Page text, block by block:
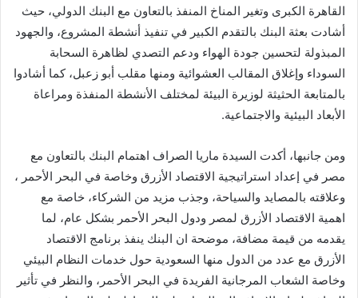
القاهرة الكبرى وتغير المناخ المنفذ بالتعاون مع البنك الدولي، حيث
أشادت بعثة البنك بالتقدم الكبير في تنفيذ أنشطة المشروع، والجهود
المبذولة لتحسين جودة الهواء ودعم التصدي لظاهرة السحابة
السوداء وإغلاق المقالب العشوائية ومنها مقلب أبو زعبل، كما أشادوا
بالمتابعة الحثيثة لوزيرة البيئة لمختلف الأنشطة المنفذة ومراعاة
الأبعاد البيئية والاجتماعية.
ومن جانبها، أكدت السيدة ماريا الصراف اهتمام البنك بالتعاون مع
مصر في إعداد استراتيجية الاقتصاد الأزرق وخاصة في البحر الأحمر ،
وعلاقته بالمصايد والسياحة، وجذب مزيد من الشركاء، خاصة مع
اهمية الاقتصاد الأزرق لمصر ودول البحر الأحمر بشكل عام، لما
يقدمه من قيمة مضافة، موضحة ان البنك ينفذ برنامج الاقتصاد
الأزرق مع عدد من الدول منها السعودية حول خدمات النظام البيئي
وخاصة الشعاب المرجانية الفريدة في البحر الأحمر، والنظر في تأثير